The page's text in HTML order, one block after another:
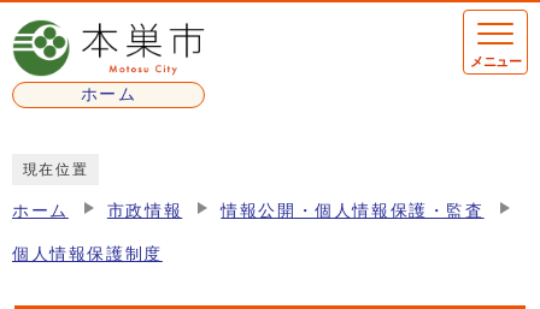
ページの先頭です
ホーム
メニュー
現在位置
ホーム 市政情報 情報公開・個人情報保護・監査
個人情報保護制度